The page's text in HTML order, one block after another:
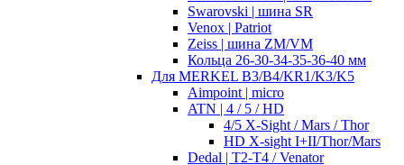
Swarovski | шина SR
Venox | Patriot
Zeiss | шина ZM/VM
Кольца 26-30-34-35-36-40 мм
Для MERKEL B3/B4/KR1/K3/K5
Aimpoint | micro
ATN | 4 / 5 / HD
4/5 X-Sight / Mars / Thor
HD X-sight I+II/Thor/Mars
Dedal | T2-T4 / Venator